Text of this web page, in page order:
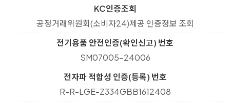
KC인증조회
공정거래위원회(소비자24)제공 인증정보 조회
전기용품 안전인증(확인신고) 번호
SM07005-24006
전자파 적합성 인증(등록) 번호
R-R-LGE-Z334GBB1612408